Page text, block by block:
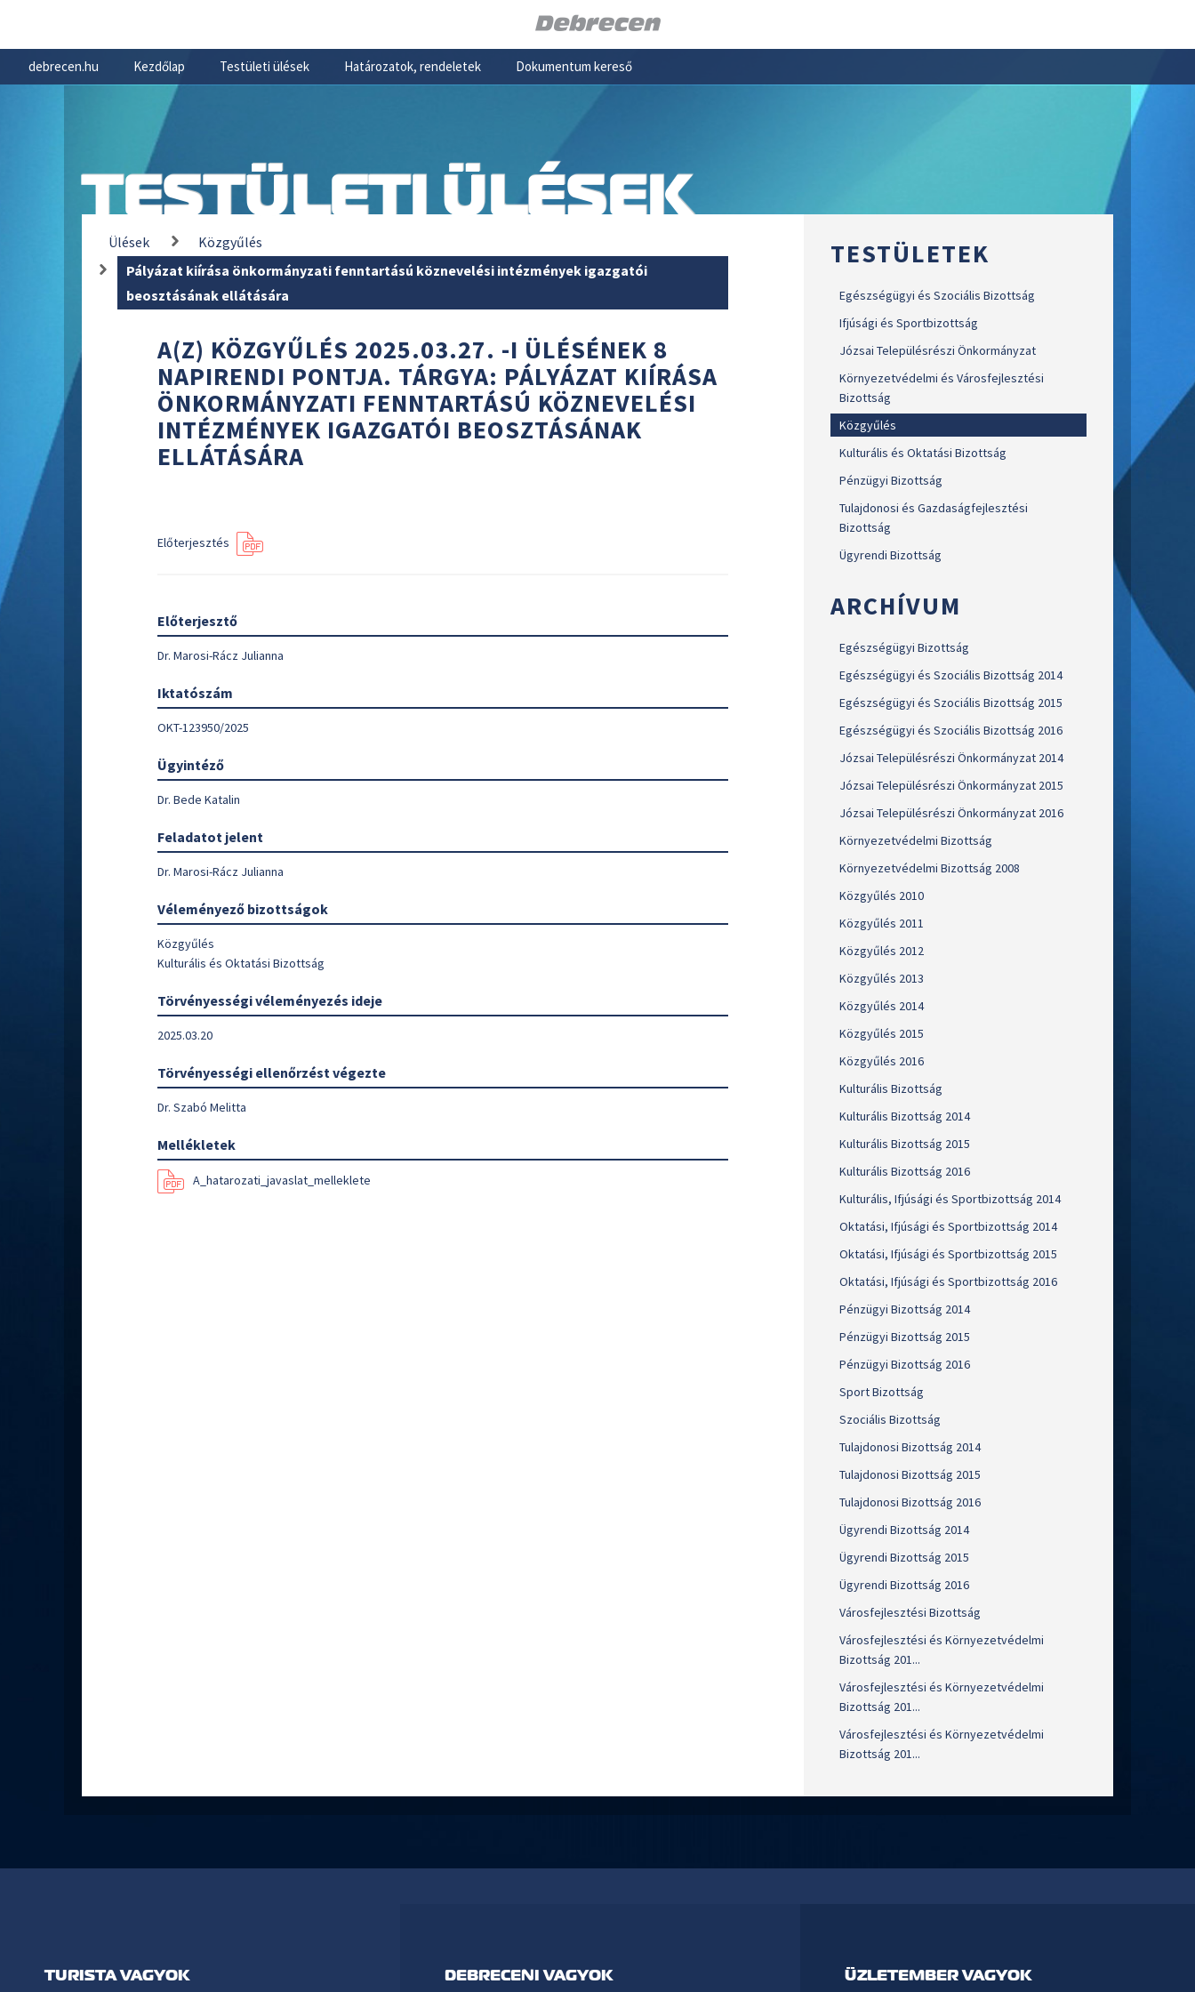
debrecen.hu Kezdőlap Testületi ülések Határozatok, rendeletek Dokumentum kereső
TESTÜLETI ÜLÉSEK
Ülések
Közgyűlés
Pályázat kiírása önkormányzati fenntartású köznevelési intézmények igazgatói
beosztásának ellátására
A(Z) KÖZGYŰLÉS 2025.03.27. -I ÜLÉSÉNEK 8
NAPIRENDI PONTJA. TÁRGYA: PÁLYÁZAT KIÍRÁSA
ÖNKORMÁNYZATI FENNTARTÁSÚ KÖZNEVELÉSI
INTÉZMÉNYEK IGAZGATÓI BEOSZTÁSÁNAK
ELLÁTÁSÁRA
Előterjesztés
Előterjesztő
Dr. Marosi-Rácz Julianna
Iktatószám
OKT-123950/2025
Ügyintéző
Dr. Bede Katalin
Feladatot jelent
Dr. Marosi-Rácz Julianna
Véleményező bizottságok
Közgyűlés
Kulturális és Oktatási Bizottság
Törvényességi véleményezés ideje
2025.03.20
Törvényességi ellenőrzést végezte
Dr. Szabó Melitta
Mellékletek
A_hatarozati_javaslat_melleklete
TESTÜLETEK
Egészségügyi és Szociális Bizottság
Ifjúsági és Sportbizottság
Józsai Településrészi Önkormányzat
Környezetvédelmi és Városfejlesztési
Bizottság
Közgyűlés
Kulturális és Oktatási Bizottság
Pénzügyi Bizottság
Tulajdonosi és Gazdaságfejlesztési
Bizottság
Ügyrendi Bizottság
ARCHÍVUM
Egészségügyi Bizottság
Egészségügyi és Szociális Bizottság 2014
Egészségügyi és Szociális Bizottság 2015
Egészségügyi és Szociális Bizottság 2016
Józsai Településrészi Önkormányzat 2014
Józsai Településrészi Önkormányzat 2015
Józsai Településrészi Önkormányzat 2016
Környezetvédelmi Bizottság
Környezetvédelmi Bizottság 2008
Közgyűlés 2010
Közgyűlés 2011
Közgyűlés 2012
Közgyűlés 2013
Közgyűlés 2014
Közgyűlés 2015
Közgyűlés 2016
Kulturális Bizottság
Kulturális Bizottság 2014
Kulturális Bizottság 2015
Kulturális Bizottság 2016
Kulturális, Ifjúsági és Sportbizottság 2014
Oktatási, Ifjúsági és Sportbizottság 2014
Oktatási, Ifjúsági és Sportbizottság 2015
Oktatási, Ifjúsági és Sportbizottság 2016
Pénzügyi Bizottság 2014
Pénzügyi Bizottság 2015
Pénzügyi Bizottság 2016
Sport Bizottság
Szociális Bizottság
Tulajdonosi Bizottság 2014
Tulajdonosi Bizottság 2015
Tulajdonosi Bizottság 2016
Ügyrendi Bizottság 2014
Ügyrendi Bizottság 2015
Ügyrendi Bizottság 2016
Városfejlesztési Bizottság
Városfejlesztési és Környezetvédelmi
Bizottság 201...
Városfejlesztési és Környezetvédelmi
Bizottság 201...
Városfejlesztési és Környezetvédelmi
Bizottság 201...
TURISTA VAGYOK DEBRECENI VAGYOK ÜZLETEMBER VAGYOK